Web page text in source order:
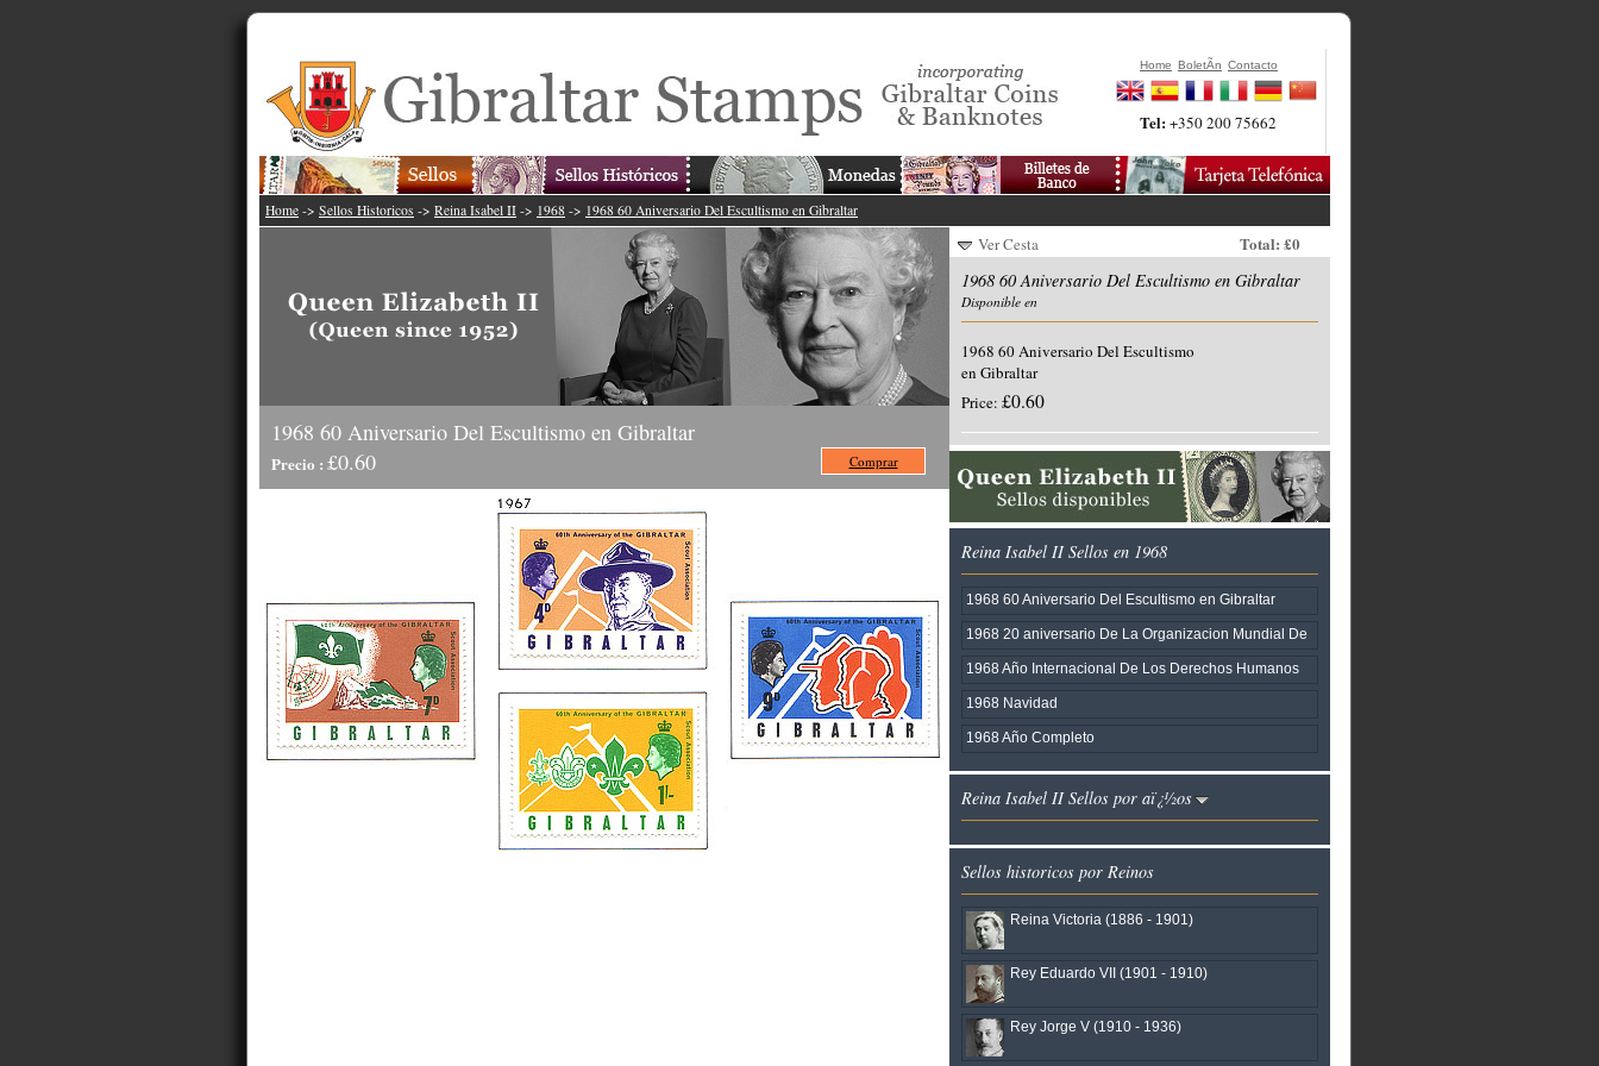
Home BoletÃ­n Contacto
Tel:+350 200 75662
Home -> Sellos Historicos -> Reina Isabel II -> 1968 -> 1968 60 Aniversario Del Escultismo en Gibraltar
1968 60 Aniversario Del Escultismo en Gibraltar
Precio : £0.60 Comprar
Ver Cesta
Total: £0
1968 60 Aniversario Del Escultismo en Gibraltar
Disponible en
1968 60 Aniversario Del Escultismo
en Gibraltar
Price: £0.60
Reina Isabel II Sellos en 1968
1968 60 Aniversario Del Escultismo en Gibraltar
1968 20 aniversario De La Organizacion Mundial De
1968 Año Internacional De Los Derechos Humanos
1968 Navidad
1968 Año Completo
Reina Isabel II Sellos por aï¿½os
Sellos historicos por Reinos
Reina Victoria (1886 - 1901)
Rey Eduardo VII (1901 - 1910)
Rey Jorge V (1910 - 1936)